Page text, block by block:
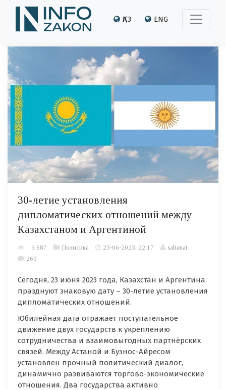
ҚАЗ ENG
30-летие установления
дипломатических отношений между
Казахстаном и Аргентиной
3 687 Политика 23-06-2023, 22:17
saltanat
269
Сегодня, 23 июня 2023 года, Казахстан и Аргентина
празднуют знаковую дату – 30-летие установления
дипломатических отношений.
Юбилейная дата отражает поступательное
движение двух государств к укреплению
сотрудничества и взаимовыгодных партнёрских
связей. Между Астаной и Буэнос-Айресом
установлен прочный политический диалог,
динамично развиваются торгово-экономические
отношения. Два государства активно